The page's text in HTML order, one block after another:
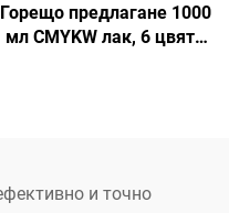
Горещо предлагане 1000
мл CMYKW лак, 6 цвята
и точно